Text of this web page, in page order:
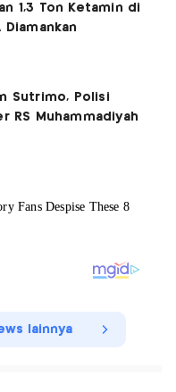
1,3 Ton Ketamin di
Diamankan
Sutrimo, Polisi
RS Muhammadiyah
lainnya